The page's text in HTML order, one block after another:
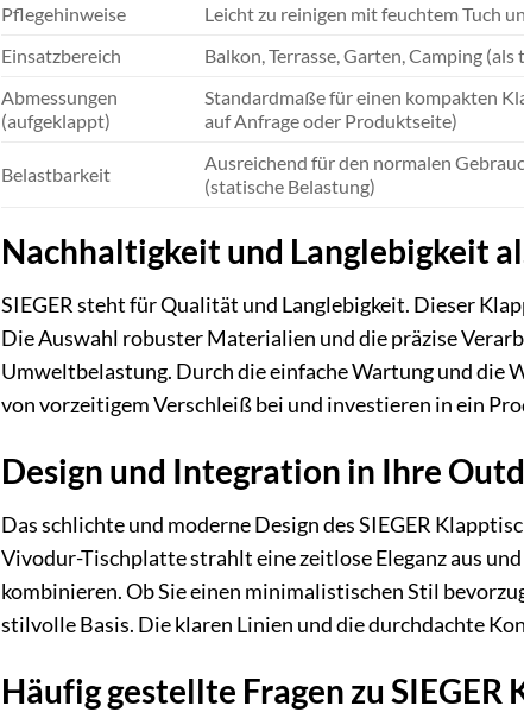
Pflegehinweise
Leicht zu reinigen mit feuchtem Tuch
Einsatzbereich
Balkon, Terrasse, Garten, Camping
Abmessungen
(aufgeklappt)
Standardmaße für einen kompakten
auf Anfrage oder Produktseite)
Belastbarkeit
Ausreichend für den normalen
(statische Belastung)
Nachhaltigkeit und Langlebigkeit
SIEGER steht für Qualität und Langlebigkeit. Dieser
Die Auswahl robuster Materialien und die präzise
Umweltbelastung. Durch die einfache Wartung und die
von vorzeitigem Verschleiß bei und investieren in ein
Design und Integration in Ihre
Das schlichte und moderne Design des SIEGER
Vivodur-Tischplatte strahlt eine zeitlose Eleganz aus
kombinieren. Ob Sie einen minimalistischen Stil
stilvolle Basis. Die klaren Linien und die durchdachte
Häufig gestellte Fragen zu